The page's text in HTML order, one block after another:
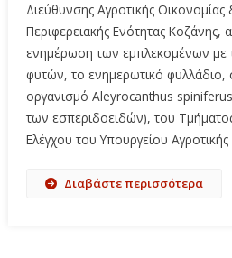
Διεύθυνσης Αγροτικής Οικονομίας
Περιφερειακής Ενότητας Κοζάνης,
ενημέρωση των εμπλεκομένων με
φυτών, το ενημερωτικό φυλλάδιο,
οργανισμό Aleyrocanthus
των εσπεριδοειδών), του
Ελέγχου του Υπουργείου
Διαβάστε περισσότερα